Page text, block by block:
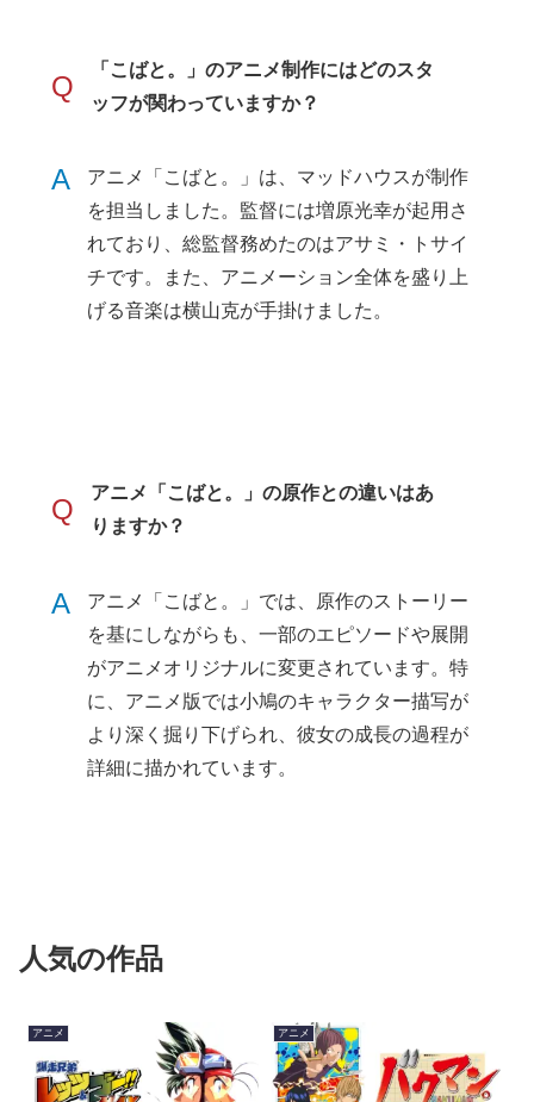
Q
「こばと。」のアニメ制作にはどのスタ
ッフが関わっていますか？
A
アニメ「こばと。」は、マッドハウスが制作
を担当しました。監督には増原光幸が起用さ
れており、総監督務めたのはアサミ・トサイ
チです。また、アニメーション全体を盛り上
げる音楽は横山克が手掛けました。
Q
アニメ「こばと。」の原作との違いはあ
りますか？
A
アニメ「こばと。」では、原作のストーリー
を基にしながらも、一部のエピソードや展開
がアニメオリジナルに変更されています。特
に、アニメ版では小鳩のキャラクター描写が
より深く掘り下げられ、彼女の成長の過程が
詳細に描かれています。
人気の作品
アニメ アニメ